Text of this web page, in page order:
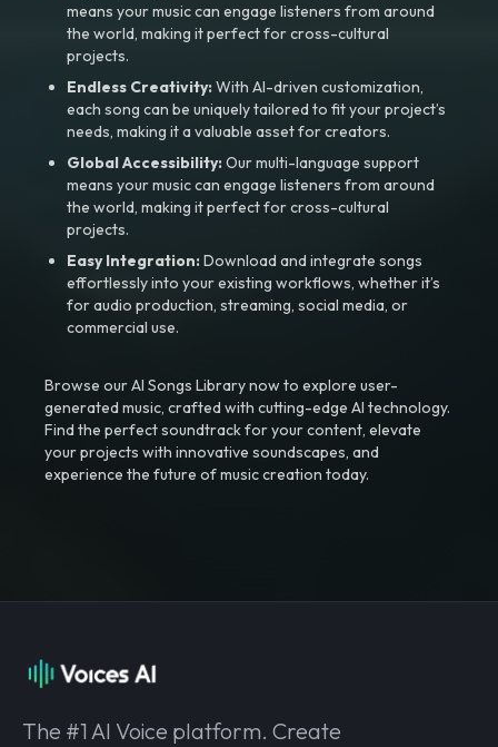
means your music can engage listeners from around
the world, making it perfect for cross-cultural
projects.
Endless Creativity:With AI-driven customization,
each song can be uniquely tailored to fit your project’s
needs, making it a valuable asset for creators.
Global Accessibility:Our multi-language support
means your music can engage listeners from around
the world, making it perfect for cross-cultural
projects.
Easy Integration:Download and integrate songs
effortlessly into your existing workflows, whether it’s
for audio production, streaming, social media, or
commercial use.
Browse our AI Songs Library now to explore user-
generated music, crafted with cutting-edge AI technology.
Find the perfect soundtrack for your content, elevate
your projects with innovative soundscapes, and
experience the future of music creation today.
The #1 AI Voice platform. Create